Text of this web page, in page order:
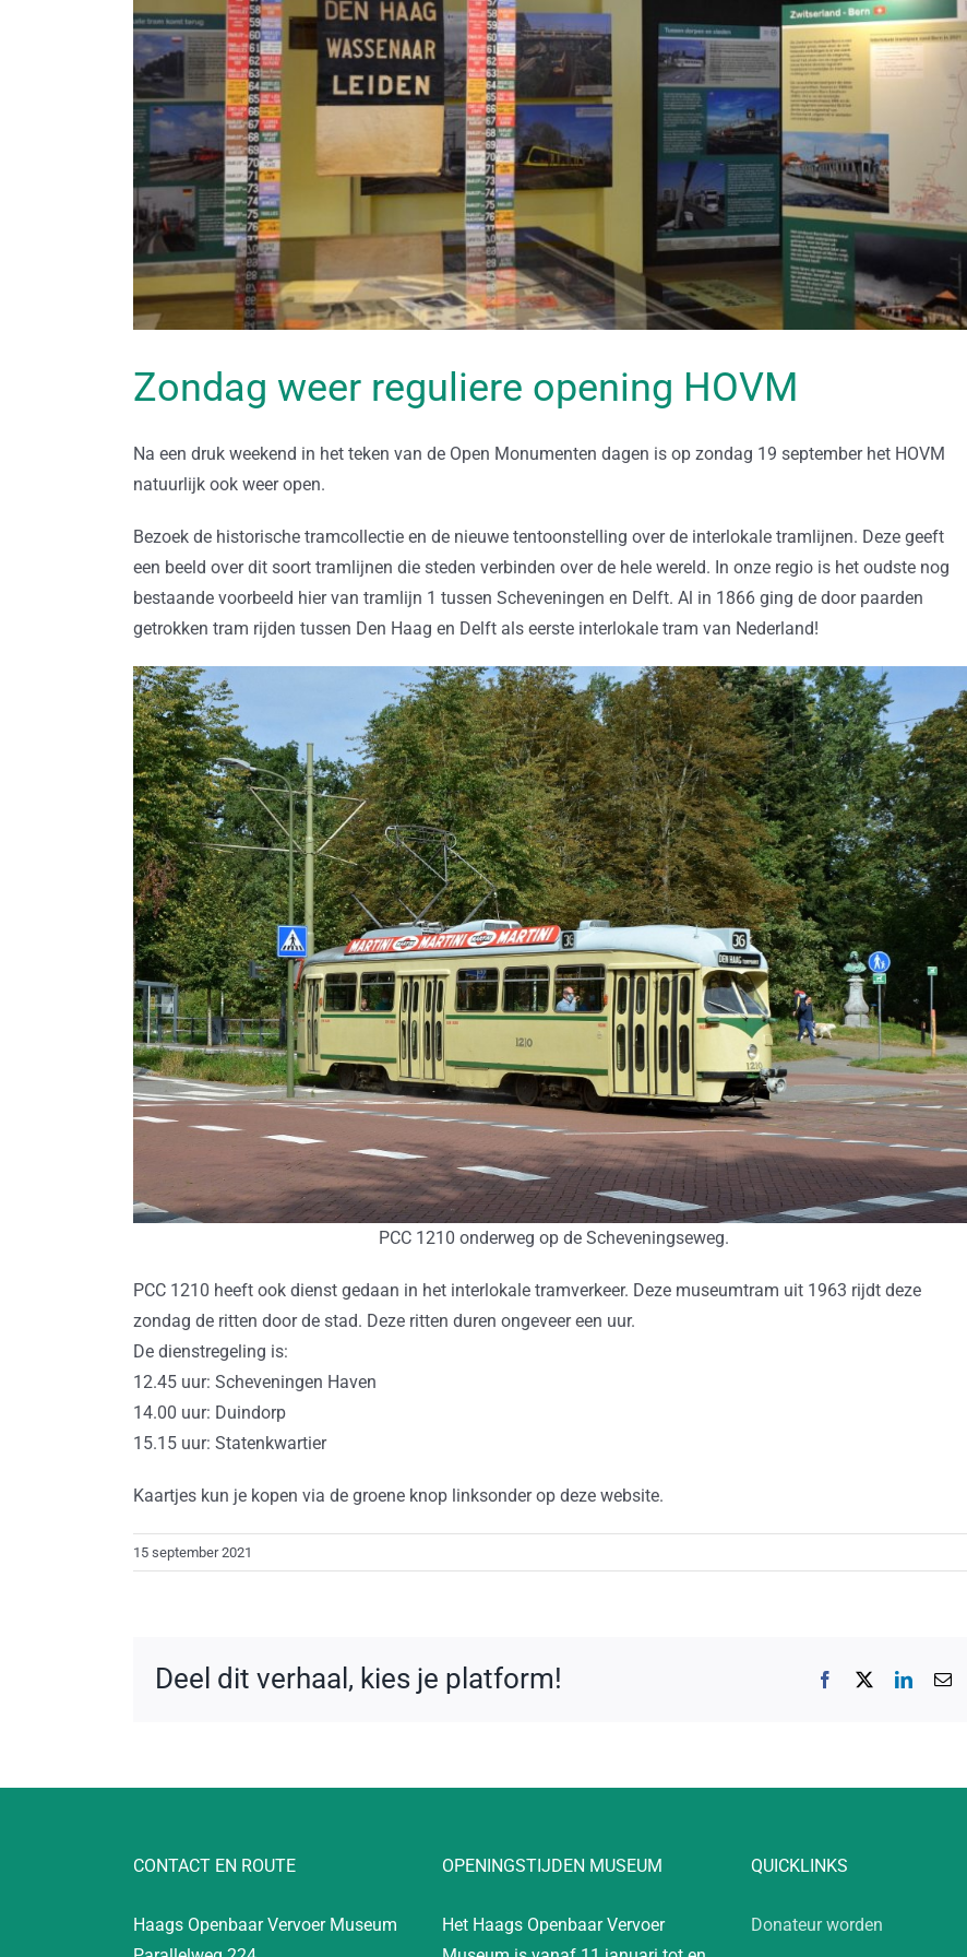
Zondag weer reguliere opening HOVM
Na een druk weekend in het teken van de Open Monumenten dagen is op zondag 19 september het HOVM
natuurlijk ook weer open.
Bezoek de historische tramcollectie en de nieuwe tentoonstelling over de interlokale tramlijnen. Deze geeft
een beeld over dit soort tramlijnen die steden verbinden over de hele wereld. In onze regio is het oudste nog
bestaande voorbeeld hier van tramlijn 1 tussen Scheveningen en Delft. Al in 1866 ging de door paarden
getrokken tram rijden tussen Den Haag en Delft als eerste interlokale tram van Nederland!
PCC 1210 onderweg op de Scheveningseweg.
PCC 1210 heeft ook dienst gedaan in het interlokale tramverkeer. Deze museumtram uit 1963 rijdt deze
zondag de ritten door de stad. Deze ritten duren ongeveer een uur.
De dienstregeling is:
12.45 uur: Scheveningen Haven
14.00 uur: Duindorp
15.15 uur: Statenkwartier
Kaartjes kun je kopen via de groene knop linksonder op deze website.
15 september 2021
Deel dit verhaal, kies je platform! Facebook LinkedIn
E-
CONTACT EN ROUTE
Haags Openbaar Vervoer Museum
OPENINGSTIJDEN MUSEUM
Het Haags Openbaar Vervoer
QUICKLINKS
Donateur worden